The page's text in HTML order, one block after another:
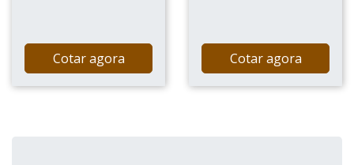
Cotar agora Cotar agora